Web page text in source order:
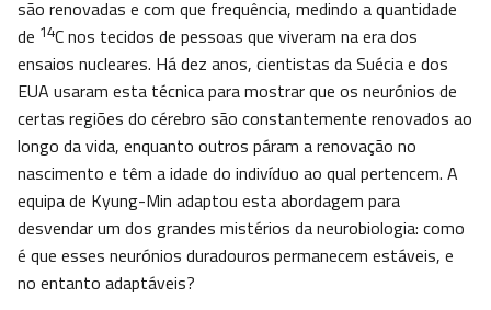
são renovadas e com que frequência, medindo a quantidade
de 14C nos tecidos de pessoas que viveram na era dos
ensaios nucleares. Há dez anos, cientistas da Suécia e dos
EUA usaram esta técnica para mostrar que os neurónios de
certas regiões do cérebro são constantemente renovados ao
longo da vida, enquanto outros páram a renovação no
nascimento e têm a idade do indivíduo ao qual pertencem. A
equipa de Kyung-Min adaptou esta abordagem para
desvendar um dos grandes mistérios da neurobiologia: como
é que esses neurónios duradouros permanecem estáveis, e
no entanto adaptáveis?